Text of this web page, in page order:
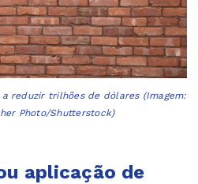
reduzir trilhões de dólares (Imagem:
Photo/Shutterstock)
aplicação de